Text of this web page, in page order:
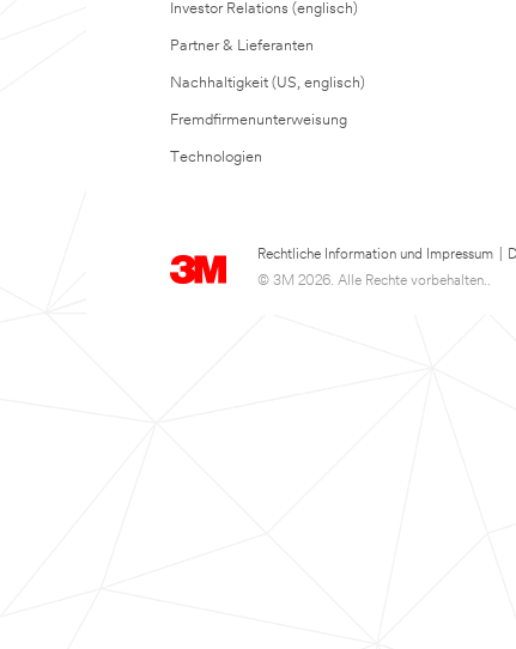
Investor Relations (englisch)
Partner & Lieferanten
Nachhaltigkeit (US, englisch)
Fremdfirmenunterweisung
Technologien
Rechtliche Information und Impressum
© 3M 2026. Alle Rechte vorbehalten..